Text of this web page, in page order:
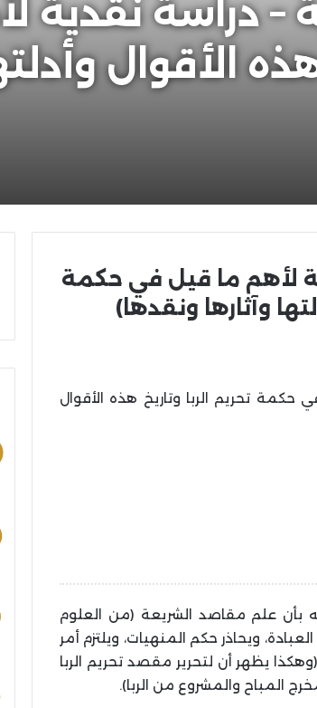
– دراسة نقدية
الأقوال
لأهم ما قيل في حكمة
وآثارها ونقدها)
حكمة تحريم الربا وتاريخ هذه الأقوال
بأن علم مقاصد الشريعة (من العلوم
ويحاذر حكم المنهيات، ويلتزم أمر
يظهر أن لتحرير مقصد تحريم الربا
المباح والمشروع من الربا).